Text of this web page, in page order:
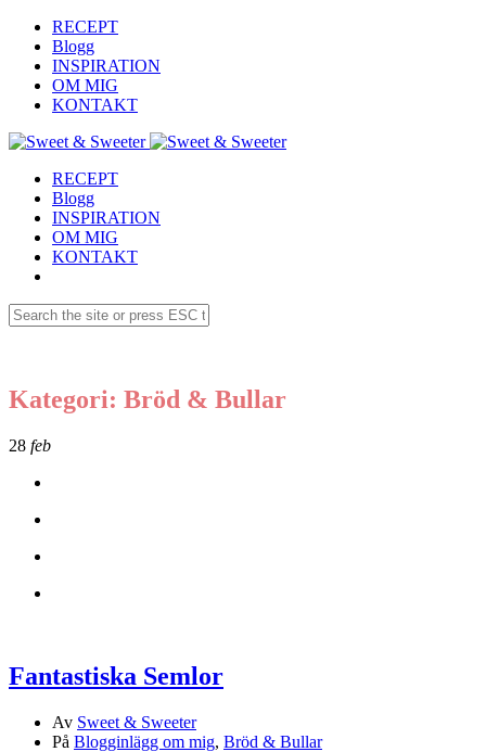
RECEPT
Blogg
INSPIRATION
OM MIG
KONTAKT
RECEPT
Blogg
INSPIRATION
OM MIG
KONTAKT
Kategori: Bröd & Bullar
28 feb
Fantastiska Semlor
Av Sweet & Sweeter
På Blogginlägg om mig, Bröd & Bullar